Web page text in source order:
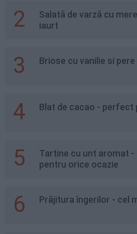
2
Salată de varză cu
iaurt
3 Briose cu vanilie si pere
4 Blat de cacao -
5
Tartine cu unt aromat -
pentru orice ocazie
6 Prăjitura îngerilor - cel